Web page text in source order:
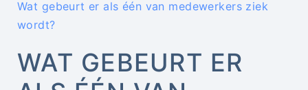
Wat gebeurt er als één van medewerkers ziek
wordt?
WAT GEBEURT ER